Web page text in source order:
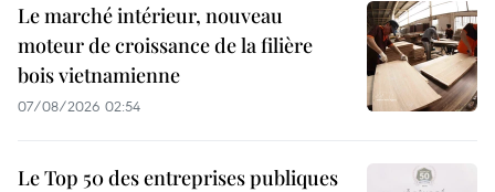
Le marché intérieur, nouveau
moteur de croissance de la filière
bois vietnamienne
07/08/2026 02:54
Le Top 50 des entreprises publiques